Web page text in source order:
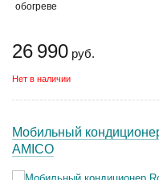
обогреве
26 990 руб.
Нет в наличии
Мобильный
AMICO